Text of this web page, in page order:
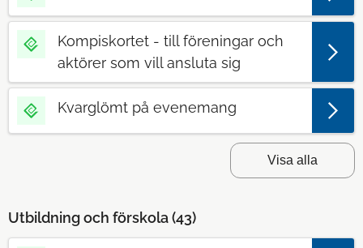
Kompiskortet - till föreningar och
aktörer som vill ansluta sig
Kvarglömt på evenemang
Visa alla
Utbildning och förskola (43)